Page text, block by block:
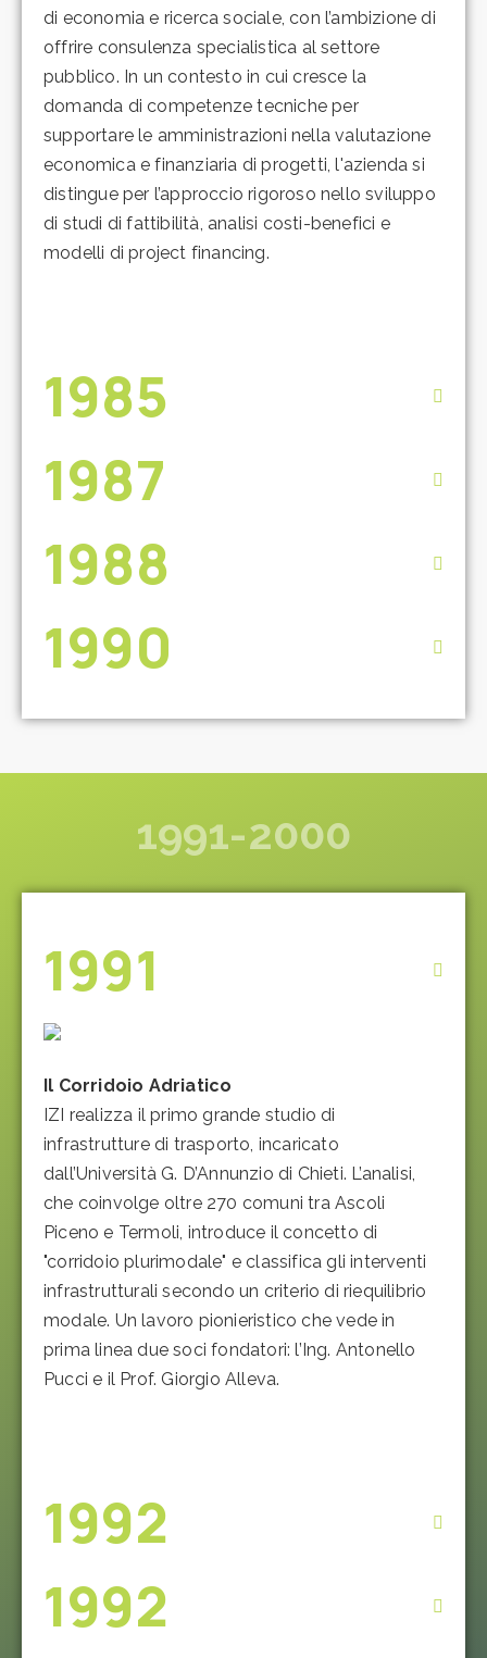
di economia e ricerca sociale, con l’ambizione di
offrire consulenza specialistica al settore
pubblico. In un contesto in cui cresce la
domanda di competenze tecniche per
supportare le amministrazioni nella valutazione
economica e finanziaria di progetti, l'azienda si
distingue per l’approccio rigoroso nello sviluppo
di studi di fattibilità, analisi costi-benefici e
modelli di project financing.
1985
1987
1988
1990
1991-2000
1991
Il Corridoio Adriatico
IZI realizza il primo grande studio di
infrastrutture di trasporto, incaricato
dall’Università G. D’Annunzio di Chieti. L’analisi,
che coinvolge oltre 270 comuni tra Ascoli
Piceno e Termoli, introduce il concetto di
"corridoio plurimodale" e classifica gli interventi
infrastrutturali secondo un criterio di riequilibrio
modale. Un lavoro pionieristico che vede in
prima linea due soci fondatori: l’Ing. Antonello
Pucci e il Prof. Giorgio Alleva.
1992
1992